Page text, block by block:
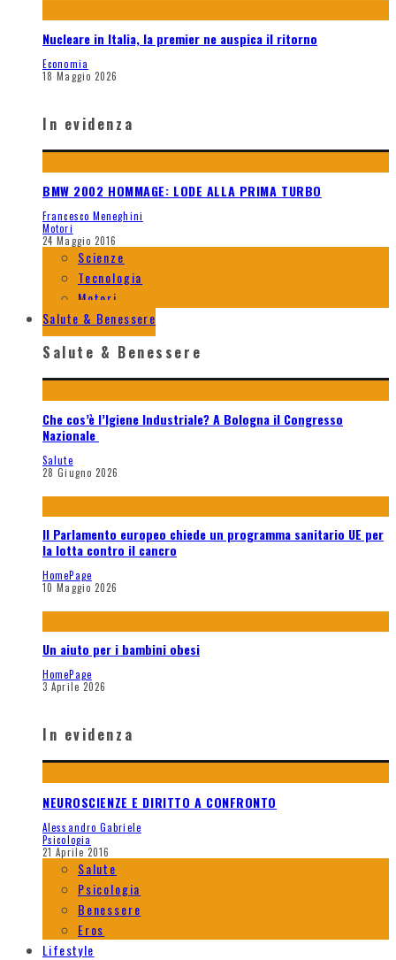
Nucleare in Italia, la premier ne auspica il ritorno
Economia
18 Maggio 2026
In evidenza
BMW 2002 HOMMAGE: LODE ALLA PRIMA TURBO
Francesco Meneghini
Motori
24 Maggio 2016
Scienze
Tecnologia
Motori
Salute & Benessere
Salute & Benessere
Che cos’è l’Igiene Industriale? A Bologna il Congresso
Nazionale
Salute
28 Giugno 2026
Il Parlamento europeo chiede un programma sanitario UE per
la lotta contro il cancro
HomePage
10 Maggio 2026
Un aiuto per i bambini obesi
HomePage
3 Aprile 2026
In evidenza
NEUROSCIENZE E DIRITTO A CONFRONTO
Alessandro Gabriele
Psicologia
21 Aprile 2016
Salute
Psicologia
Benessere
Eros
Lifestyle